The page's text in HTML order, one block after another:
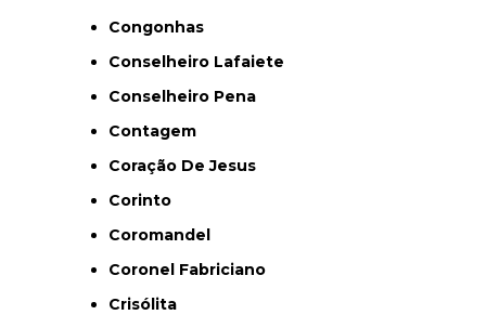
Congonhas
Conselheiro Lafaiete
Conselheiro Pena
Contagem
Coração De Jesus
Corinto
Coromandel
Coronel Fabriciano
Crisólita